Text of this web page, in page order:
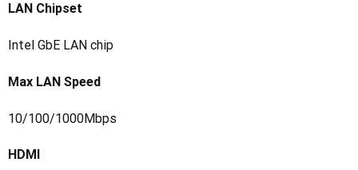
LAN Chipset
Intel GbE LAN chip
Max LAN Speed
10/100/1000Mbps
HDMI